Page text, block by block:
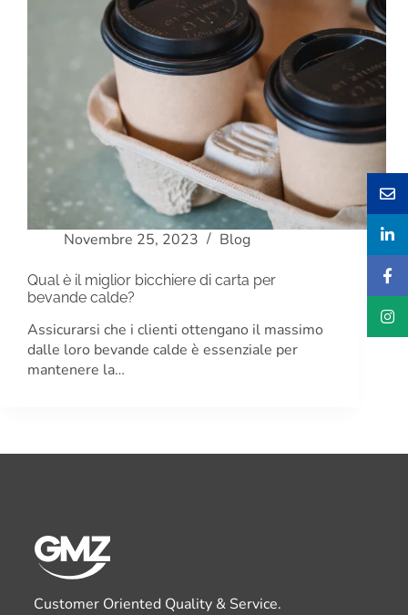
Novembre 25, 2023 Blog
Qual è il miglior bicchiere di carta per
bevande calde?
Assicurarsi che i clienti ottengano il massimo
dalle loro bevande calde è essenziale per
mantenere la…
Customer Oriented Quality & Service.